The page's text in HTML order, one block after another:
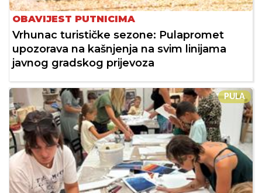
OBAVIJEST PUTNICIMA
Vrhunac turističke sezone: Pulapromet
upozorava na kašnjenja na svim linijama
javnog gradskog prijevoza
PULA